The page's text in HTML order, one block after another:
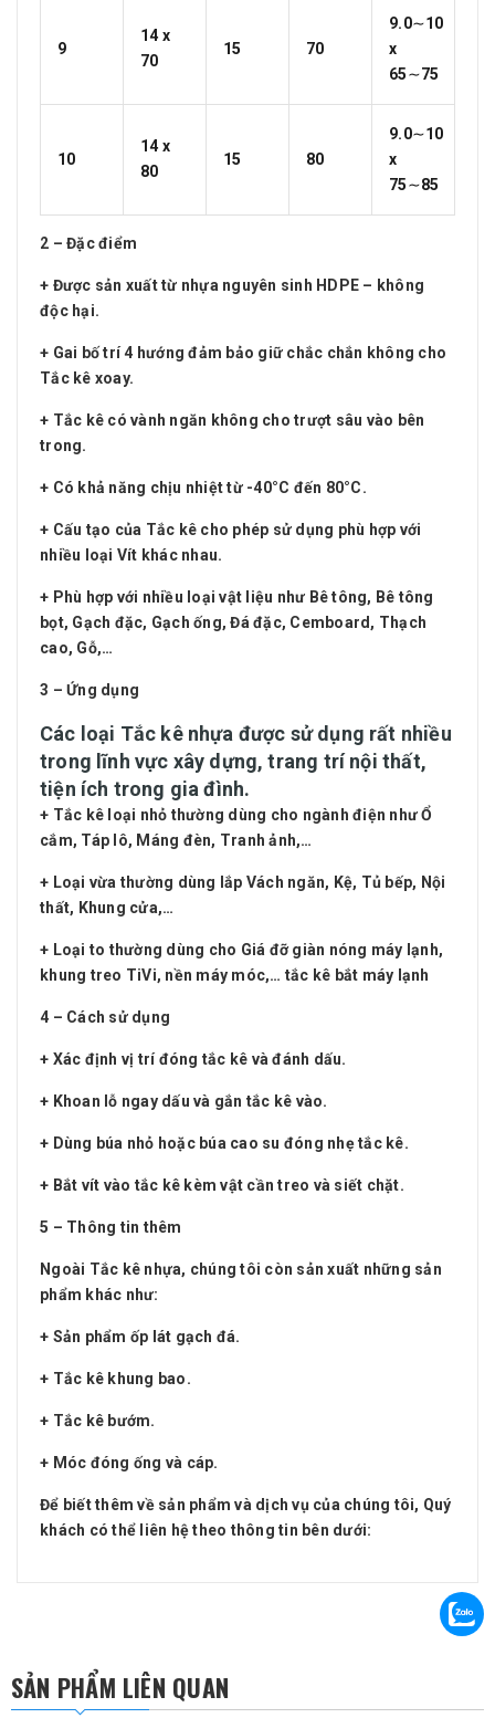
9
14 x
70
15 70
9.0∼10
x
65∼75
10
14 x
80
15 80
9.0∼10
x
75∼85
2 – Đặc điểm
+ Được sản xuất từ nhựa nguyên sinh HDPE – không
độc hại.
+ Gai bố trí 4 hướng đảm bảo giữ chắc chắn không cho
Tắc kê xoay.
+ Tắc kê có vành ngăn không cho trượt sâu vào bên
trong.
+ Có khả năng chịu nhiệt từ -40°C đến 80°C.
+ Cấu tạo của Tắc kê cho phép sử dụng phù hợp với
nhiều loại Vít khác nhau.
+ Phù hợp với nhiều loại vật liệu như Bê tông, Bê tông
bọt, Gạch đặc, Gạch ống, Đá đặc, Cemboard, Thạch
cao, Gỗ,…
3 – Ứng dụng
Các loại Tắc kê nhựa được sử dụng rất nhiều
trong lĩnh vực xây dựng, trang trí nội thất,
tiện ích trong gia đình.
+ Tắc kê loại nhỏ thường dùng cho ngành điện như Ổ
cắm, Táp lô, Máng đèn, Tranh ảnh,…
+ Loại vừa thường dùng lắp Vách ngăn, Kệ, Tủ bếp, Nội
thất, Khung cửa,…
+ Loại to thường dùng cho Giá đỡ giàn nóng máy lạnh,
khung treo TiVi, nền máy móc,… tắc kê bắt máy lạnh
4 – Cách sử dụng
+ Xác định vị trí đóng tắc kê và đánh dấu.
+ Khoan lỗ ngay dấu và gắn tắc kê vào.
+ Dùng búa nhỏ hoặc búa cao su đóng nhẹ tắc kê.
+ Bắt vít vào tắc kê kèm vật cần treo và siết chặt.
5 – Thông tin thêm
Ngoài Tắc kê nhựa, chúng tôi còn sản xuất những sản
phẩm khác như:
+ Sản phẩm ốp lát gạch đá.
+ Tắc kê khung bao.
+ Tắc kê bướm.
+ Móc đóng ống và cáp.
Để biết thêm về sản phẩm và dịch vụ của chúng tôi, Quý
khách có thể liên hệ theo thông tin bên dưới:
SẢN PHẨM LIÊN QUAN